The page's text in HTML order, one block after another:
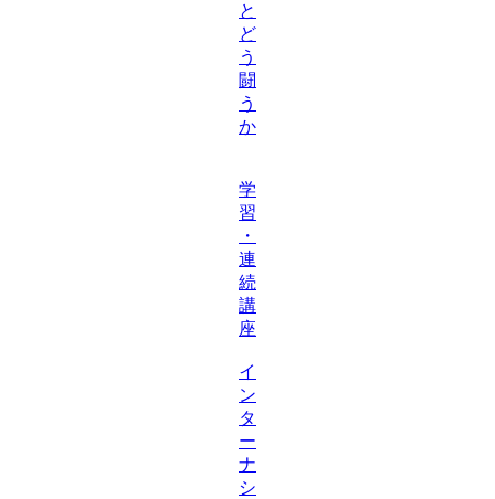
と
ど
う
闘
う
か
学
習
・
連
続
講
座
イ
ン
タ
ー
ナ
シ